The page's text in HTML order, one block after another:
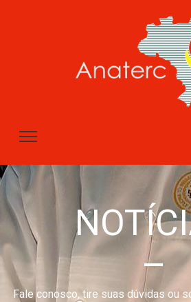
–
Fale conosco, tire suas dúvidas ou